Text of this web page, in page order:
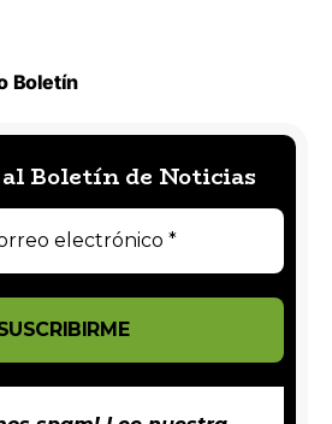
Boletín
Boletín de Noticias